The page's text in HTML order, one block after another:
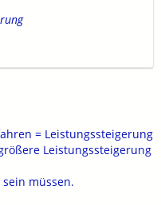
= Leistungssteigerung
Leistungssteigerung
müssen.